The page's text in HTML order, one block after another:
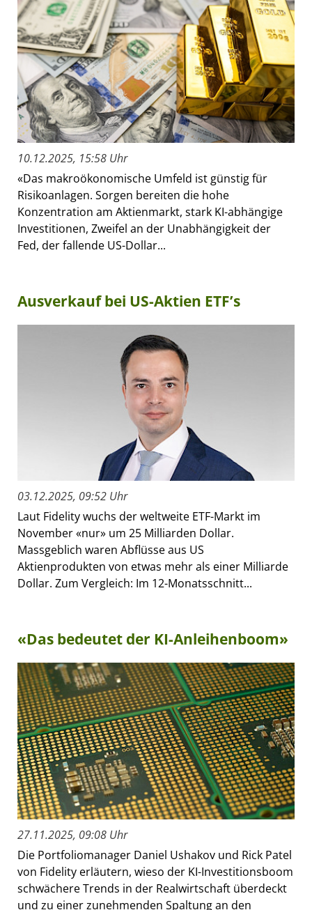
10.12.2025, 15:58 Uhr
«Das makroökonomische Umfeld ist günstig für
Risikoanlagen. Sorgen bereiten die hohe
Konzentration am Aktienmarkt, stark KI-abhängige
Investitionen, Zweifel an der Unabhängigkeit der
Fed, der fallende US-Dollar...
Ausverkauf bei US-Aktien ETF’s
03.12.2025, 09:52 Uhr
Laut Fidelity wuchs der weltweite ETF-Markt im
November «nur» um 25 Milliarden Dollar.
Massgeblich waren Abflüsse aus US
Aktienprodukten von etwas mehr als einer Milliarde
Dollar. Zum Vergleich: Im 12-Monatsschnitt...
«Das bedeutet der KI-Anleihenboom»
27.11.2025, 09:08 Uhr
Die Portfoliomanager Daniel Ushakov und Rick Patel
von Fidelity erläutern, wieso der KI-Investitionsboom
schwächere Trends in der Realwirtschaft überdeckt
und zu einer zunehmenden Spaltung an den